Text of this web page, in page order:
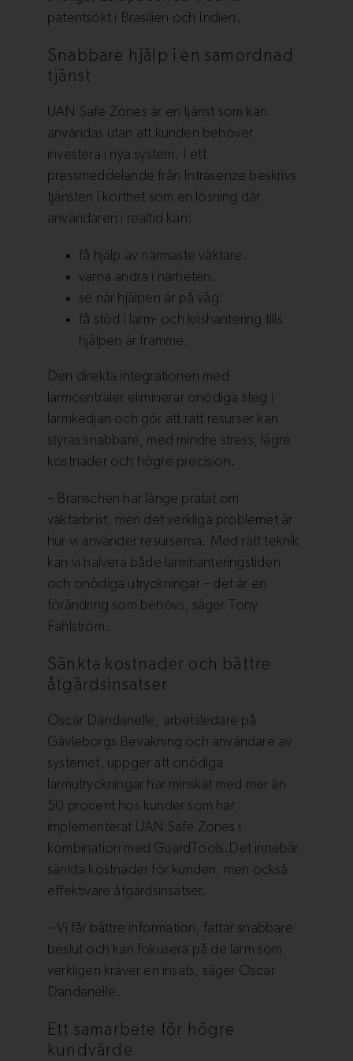
patentsökt i Brasilien och Indien.
Snabbare hjälp i en samordnad
tjänst
UAN Safe Zones är en tjänst som kan
användas utan att kunden behöver
investera i nya system. I ett
pressmeddelande från Intrasenze beskrivs
tjänsten i korthet som en lösning där
användaren i realtid kan:
få hjälp av närmaste väktare.
varna andra i närheten.
se när hjälpen är på väg.
få stöd i larm- och krishantering tills
hjälpen är framme.
Den direkta integrationen med
larmcentraler eliminerar onödiga steg i
larmkedjan och gör att rätt resurser kan
styras snabbare, med mindre stress, lägre
kostnader och högre precision.
– Branschen har länge pratat om
väktarbrist, men det verkliga problemet är
hur vi använder resurserna. Med rätt teknik
kan vi halvera både larmhanteringstiden
och onödiga utryckningar – det är en
förändring som behövs, säger Tony
Fahlström.
Sänkta kostnader och bättre
åtgärdsinsatser
Oscar Dandanelle, arbetsledare på
Gävleborgs Bevakning och användare av
systemet, uppger att onödiga
larmutryckningar har minskat med mer än
50 procent hos kunder som har
implementerat UAN Safe Zones i
kombination med GuardTools.Det innebär
sänkta kostnader för kunden, men också
effektivare åtgärdsinsatser.
– Vi får bättre information, fattar snabbare
beslut och kan fokusera på de larm som
verkligen kräver en insats, säger Oscar
Dandanelle.
Ett samarbete för högre
kundvärde